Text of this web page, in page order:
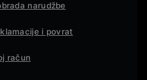
narudžbe
i povrat
račun